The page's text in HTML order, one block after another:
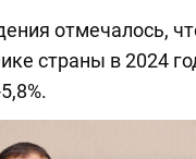
отмечалось,
страны в 2024